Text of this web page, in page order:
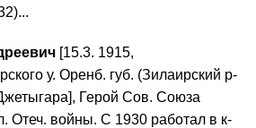
[15.3. 1915,
у. Оренб. губ. (Зилаирский р-
Герой Сов. Союза
Отеч. войны. С 1930 работал в к-